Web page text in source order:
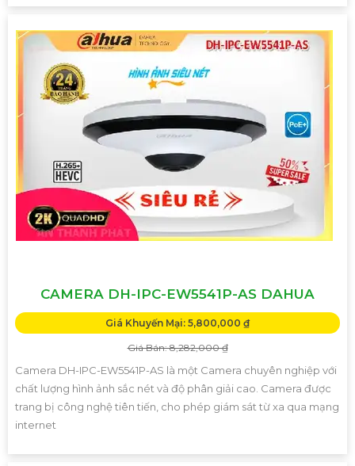
CAMERA DH-IPC-EW5541P-AS DAHUA
Giá Khuyến Mại: 5,800,000 ₫
Giá Bán: 8,282,000 ₫
Camera DH-IPC-EW5541P-AS là một Camera chuyên nghiệp với
chất lượng hình ảnh sắc nét và độ phân giải cao. Camera được
trang bị công nghệ tiên tiến, cho phép giám sát từ xa qua mạng
internet